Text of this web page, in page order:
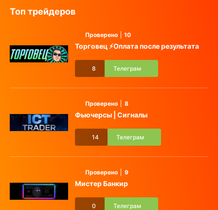
Топ трейдеров
Проверено 10
Торговец ⚡️Оплата после результата
8 Телеграм
Проверено 8
Фьючерсы | Сигналы
14 Телеграм
Проверено 9
Мистер Банкир
0 Телеграм